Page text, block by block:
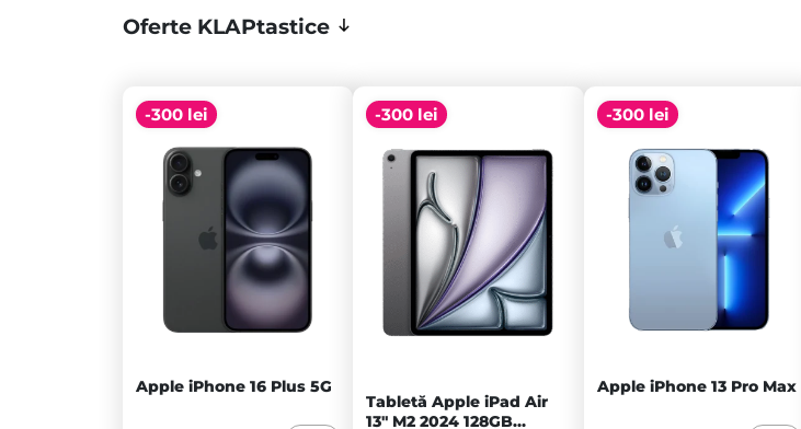
Oferte KLAPtastice
-300 lei
Apple iPhone 16 Plus 5G
-300 lei
Tabletă Apple iPad Air
13" M2 2024 128GB
-300 lei
Apple iPhone 13 Pro Max